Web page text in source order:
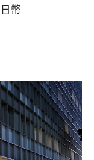
幣